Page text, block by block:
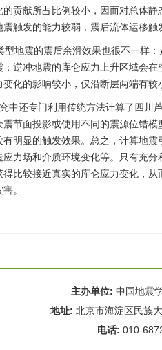
贡献所占比例较小，因而对总体
触发的能力较弱，震后流体运移触
型地震的震后余滑效果也很不一样
；逆冲地震的库仑应力上升区域会
化的影响较小，仅沿断层两端有较
究中还专门利用传统方法计算了四川
节面投影或使用不同的震源位错
明显的触发效果。总之，计算地
力场和介质环境变化等。只有充
比较接近真实的库仑应力变化，
。
主办单位: 中国地震
地址: 北京市海淀区民族
电话: 010-